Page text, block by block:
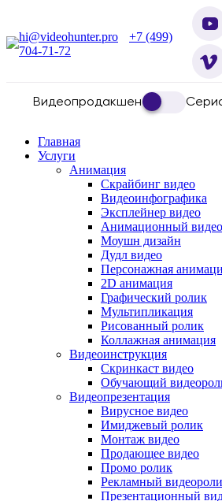
hi@videohunter.pro
+7 (499)
704-71-72
Видеопродакшен
Главная
Услуги
Анимация
Скрайбинг видео
Видеоинфографика
Эксплейнер видео
Анимационный
Моушн дизайн
Дудл видео
Персонажная
2D анимация
Графический ролик
Мультипликация
Рисованный ролик
Коллажная анимация
Видеоинструкция
Скринкаст видео
Обучающий
Видеопрезентация
Вирусное видео
Имиджевый ролик
Монтаж видео
Продающее видео
Промо ролик
Рекламный
Презентационный